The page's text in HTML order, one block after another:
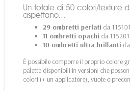
Un totale di 50 colori/texture
aspettano...
29 ombretti perlati da
11 ombretti opachi da
10 ombretti ultra brillanti
È possibile comporre il proprio colore
palette disponibili in versioni che
colori (+ un applicatore), vuote o